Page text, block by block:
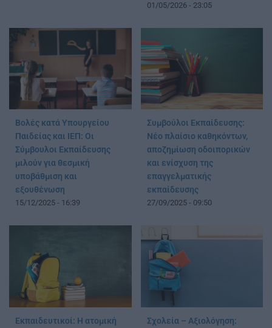
01/05/2026 - 23:05
Βολές κατά Υπουργείου
Παιδείας και ΙΕΠ: Οι
Σύμβουλοι Εκπαίδευσης
μιλούν για θεσμική
υποβάθμιση και
εξουθένωση
15/12/2025 - 16:39
Συμβούλοι Εκπαίδευσης:
Νέο πλαίσιο καθηκόντων,
αποζημίωση οδοιπορικών
και ενίσχυση της
επαγγελματικής
εκπαίδευσης
27/09/2025 - 09:50
Εκπαιδευτικοί: Η ατομική
Σχολεία – Αξιολόγηση: